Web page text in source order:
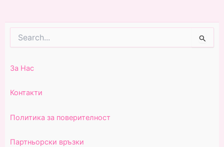
for:
За Нас
Контакти
Политика за поверителност
Партньорски връзки